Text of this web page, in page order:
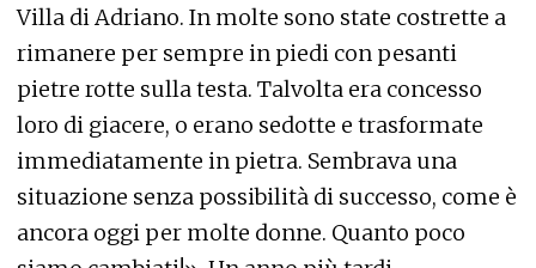
Villa di Adriano. In molte sono state costrette a
rimanere per sempre in piedi con pesanti
pietre rotte sulla testa. Talvolta era concesso
loro di giacere, o erano sedotte e trasformate
immediatamente in pietra. Sembrava una
situazione senza possibilità di successo, come è
ancora oggi per molte donne. Quanto poco